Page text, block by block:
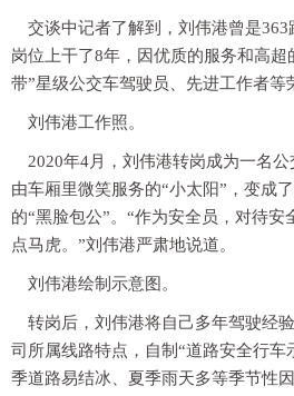
交谈中记者了解到，刘伟港曾是
岗位上干了8年，因优质的服务和高
带”星级公交车驾驶员、先进工作者等
刘伟港工作照。
2020年4月，刘伟港转岗成为一名
由车厢里微笑服务的“小太阳”，变成
的“黑脸包公”。“作为安全员，对待
点马虎。”刘伟港严肃地说道。
刘伟港绘制示意图。
转岗后，刘伟港将自己多年驾驶经
司所属线路特点，自制“道路安全行车
季道路易结冰、夏季雨天多等季节性